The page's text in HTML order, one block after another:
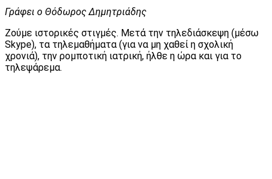
Γράφει ο Θόδωρος Δημητριάδης
Ζούμε ιστορικές στιγμές. Μετά την τηλεδιάσκεψη (μέσω
Skype), τα τηλεμαθήματα (για να μη χαθεί η σχολική
χρονιά), την ρομποτική ιατρική, ήλθε η ώρα και για το
τηλεψάρεμα.